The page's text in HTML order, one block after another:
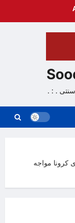
. : .
کرونا مواجه